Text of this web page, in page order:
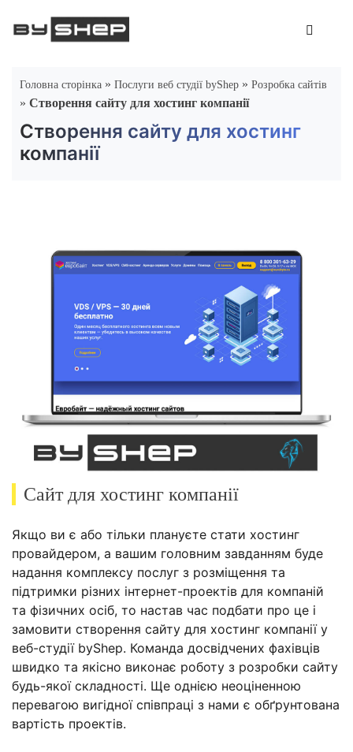
Головна сторінка » Послуги веб студії byShep » Розробка сайтів
» Створення сайту для хостинг компанії
Створення сайту для хостинг
компанії
Сайт для хостинг компанії
Якщо ви є або тільки плануєте стати хостинг
провайдером, а вашим головним завданням буде
надання комплексу послуг з розміщення та
підтримки різних інтернет-проектів для компаній
та фізичних осіб, то настав час подбати про це і
замовити створення сайту для хостинг компанії у
веб-студії byShep. Команда досвідчених фахівців
швидко та якісно виконає роботу з розробки сайту
будь-якої складності. Ще однією неоціненною
перевагою вигідної співпраці з нами є обґрунтована
вартість проектів.